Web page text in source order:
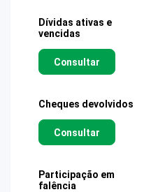
Dívidas ativas e
vencidas
Consultar
Cheques devolvidos
Consultar
Participação em
falência